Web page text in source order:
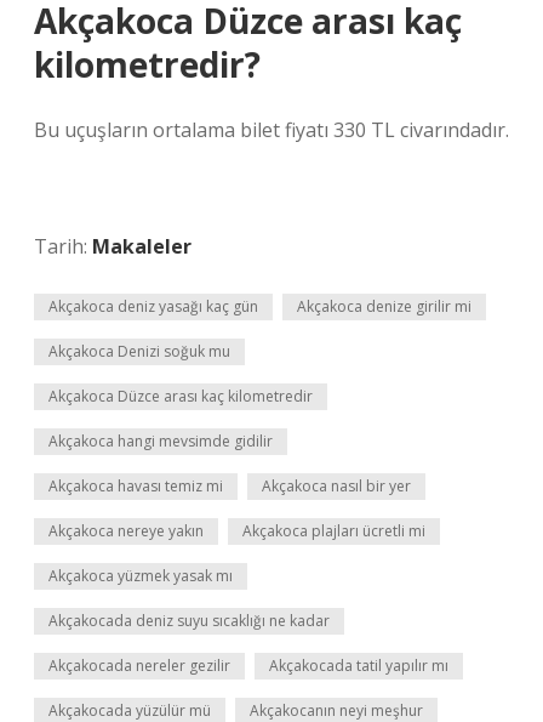
Akçakoca Düzce arası kaç
kilometredir?
Bu uçuşların ortalama bilet fiyatı 330 TL civarındadır.
Tarih: Makaleler
Akçakoca deniz yasağı kaç gün Akçakoca denize girilir mi
Akçakoca Denizi soğuk mu
Akçakoca Düzce arası kaç kilometredir
Akçakoca hangi mevsimde gidilir
Akçakoca havası temiz mi Akçakoca nasıl bir yer
Akçakoca nereye yakın Akçakoca plajları ücretli mi
Akçakoca yüzmek yasak mı
Akçakocada deniz suyu sıcaklığı ne kadar
Akçakocada nereler gezilir Akçakocada tatil yapılır mı
Akçakocada yüzülür mü Akçakocanın neyi meşhur